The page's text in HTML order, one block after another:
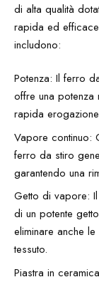
di alta qualità
rapida ed
includono:
Potenza: Il ferro
offre una
rapida
Vapore continuo:
ferro da stiro
garantendo una
Getto di vapore:
di un potente
eliminare anche
tessuto.
Piastra in